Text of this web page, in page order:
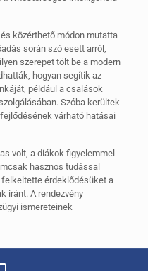
közérthető módon mutatta
során szó esett arról,
szerepet tölt be a modern
hogyan segítik az
például a csalások
Szóba kerültek
várható hatásai
volt, a diákok figyelemmel
hasznos tudással
érdeklődésüket a
iránt. A rendezvény
ismereteinek